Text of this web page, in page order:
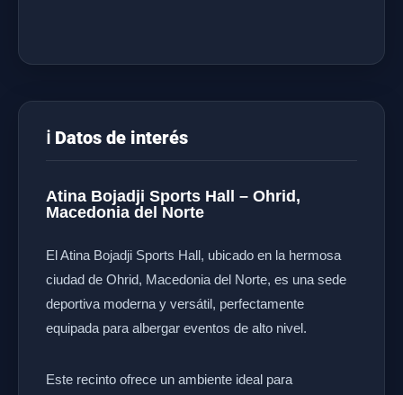
ℹ️ Datos de interés
Atina Bojadji Sports Hall – Ohrid,
Macedonia del Norte
El Atina Bojadji Sports Hall, ubicado en la hermosa
ciudad de Ohrid, Macedonia del Norte, es una sede
deportiva moderna y versátil, perfectamente
equipada para albergar eventos de alto nivel.
Este recinto ofrece un ambiente ideal para